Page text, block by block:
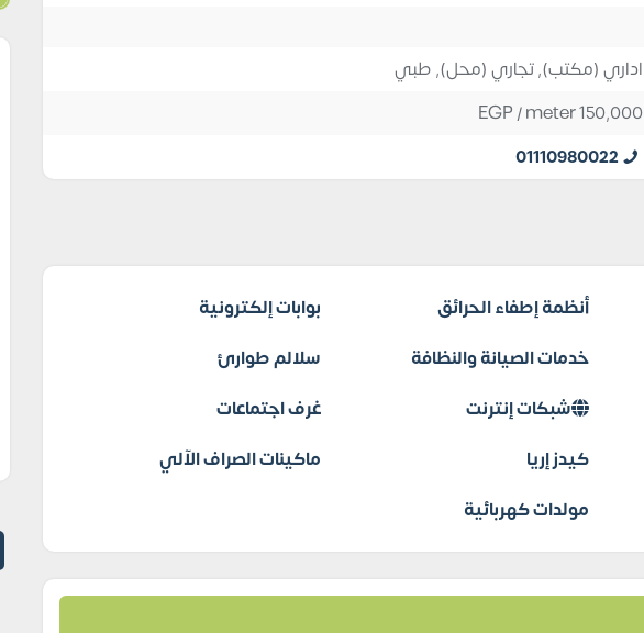
اداري (مكتب),تجاري (محل),طبي
150,000
EGP/ meter
01110980022
أنظمة إطفاء الحرائق
بوابات إلكترونية
خدمات الصيانة والنظافة
سلالم طوارئ
شبكات إنترنت
غرف اجتماعات
كيدز إريا
ماكينات الصراف الآلي
مولدات كهربائية